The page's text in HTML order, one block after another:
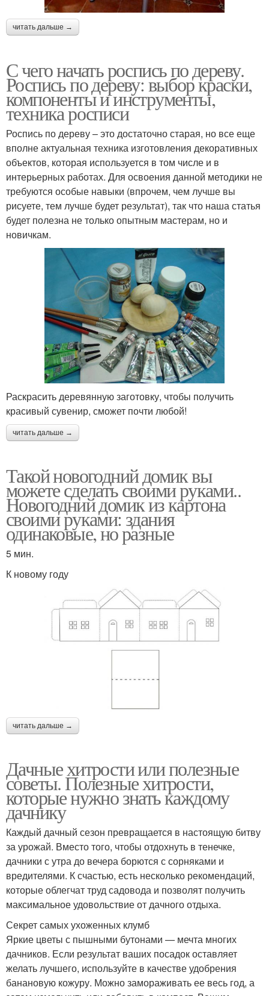
читать дальше →
С чего начать роспись по дереву.
Роспись по дереву: выбор краски,
компоненты и инструменты,
техника росписи
Роспись по дереву – это достаточно старая, но все еще
вполне актуальная техника изготовления декоративных
объектов, которая используется в том числе и в
интерьерных работах. Для освоения данной методики не
требуются особые навыки (впрочем, чем лучше вы
рисуете, тем лучше будет результат), так что наша статья
будет полезна не только опытным мастерам, но и
новичкам.
Раскрасить деревянную заготовку, чтобы получить
красивый сувенир, сможет почти любой!
читать дальше →
Такой новогодний домик вы
можете сделать своими руками..
Новогодний домик из картона
своими руками: здания
одинаковые, но разные
5 мин.
К новому году
читать дальше →
Дачные хитрости или полезные
советы. Полезные хитрости,
которые нужно знать каждому
дачнику
Каждый дачный сезон превращается в настоящую битву
за урожай. Вместо того, чтобы отдохнуть в тенечке,
дачники с утра до вечера борются с сорняками и
вредителями. К счастью, есть несколько рекомендаций,
которые облегчат труд садовода и позволят получить
максимальное удовольствие от дачного отдыха.
Секрет самых ухоженных клумб
Яркие цветы с пышными бутонами — мечта многих
дачников. Если результат ваших посадок оставляет
желать лучшего, используйте в качестве удобрения
банановую кожуру. Можно замораживать ее весь год, а